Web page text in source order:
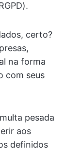
certo?
na forma
com seus
pesada
aos
definidos